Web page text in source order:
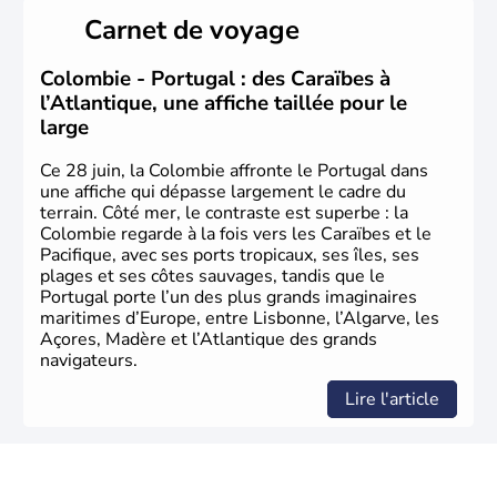
en 1538, qui est toujours la capitale. C'est en 1810, que
le premier parlement s'établit à Bogotà, suivi en 1813
par la proclamation de l'indépendance. la Colombie est
une République depuis 1830.
Carnet de voyage
Colombie - Portugal : des Caraïbes à
l’Atlantique, une affiche taillée pour le
large
Ce 28 juin, la Colombie affronte le Portugal dans
une affiche qui dépasse largement le cadre du
terrain. Côté mer, le contraste est superbe : la
Colombie regarde à la fois vers les Caraïbes et le
Pacifique, avec ses ports tropicaux, ses îles, ses
plages et ses côtes sauvages, tandis que le
Portugal porte l’un des plus grands imaginaires
maritimes d’Europe, entre Lisbonne, l’Algarve, les
Açores, Madère et l’Atlantique des grands
navigateurs.
Lire l'article